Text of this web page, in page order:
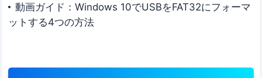
動画ガイド：Windows 10でUSBをFAT32にフォーマ
ットする4つの方法